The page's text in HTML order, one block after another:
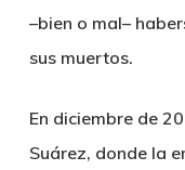
–bien o mal–
sus muertos.
En diciembre de
Suárez, donde la